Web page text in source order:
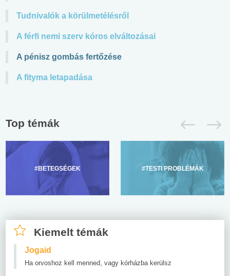
Tudnivalók a körülmetélésről
A férfi nemi szerv kóros elváltozásai
A pénisz gombás fertőzése
A fityma letapadása
Top témák
#BETEGSÉGEK #TESTI PROBLÉMÁK
Kiemelt témák
Jogaid
Ha orvoshoz kell menned, vagy kórházba kerülsz